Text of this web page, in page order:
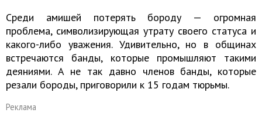
Среди амишей потерять бороду — огромная
проблема, символизирующая утрату своего статуса и
какого-либо уважения. Удивительно, но в общинах
встречаются банды, которые промышляют такими
деяниями. А не так давно членов банды, которые
резали бороды, приговорили к 15 годам тюрьмы.
Реклама